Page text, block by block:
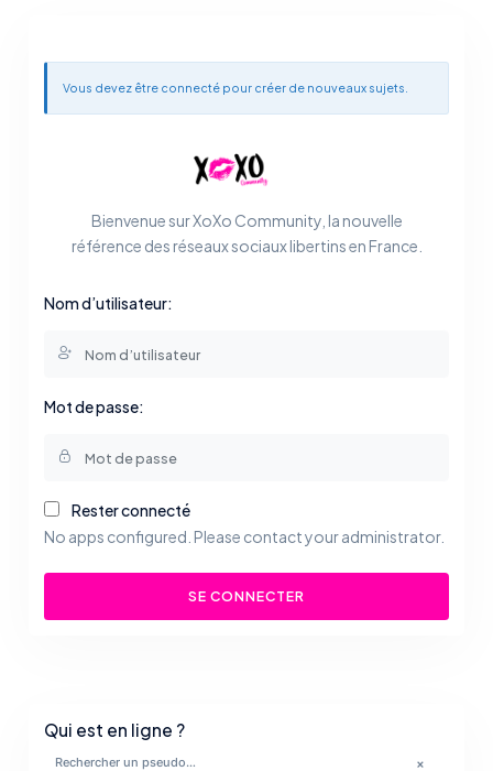
Vous devez être connecté pour créer de nouveaux sujets.
Bienvenue sur XoXo Community, la nouvelle
référence des réseaux sociaux libertins en France.
Nom d’utilisateur:
Mot de passe:
Rester connecté
No apps configured. Please contact your administrator.
SE CONNECTER
Qui est en ligne ?
×